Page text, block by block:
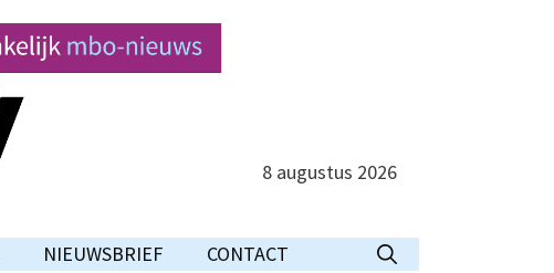
8 augustus 2026
NIEUWSBRIEF CONTACT